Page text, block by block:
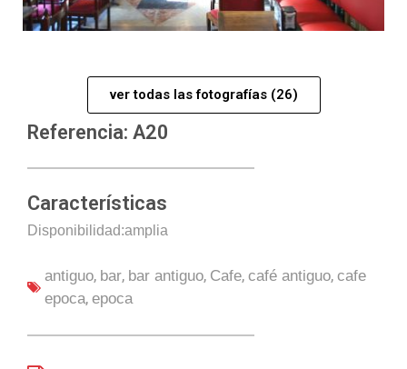
ver todas las fotografías (26)
Referencia: A20
Características
Disponibilidad:amplia
antiguo, bar, bar antiguo, Cafe, café antiguo, cafe
epoca, epoca